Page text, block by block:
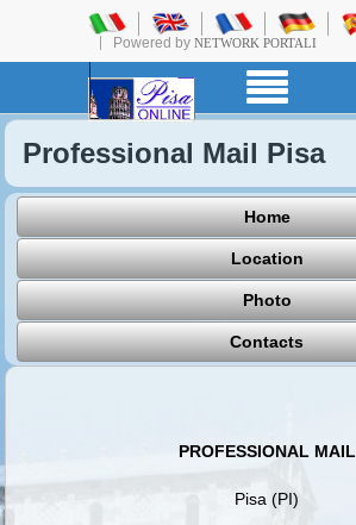
Powered by NETWORK PORTALI
Professional Mail Pisa
Home
Location
Photo
Contacts
PROFESSIONAL MAIL
Pisa (PI)